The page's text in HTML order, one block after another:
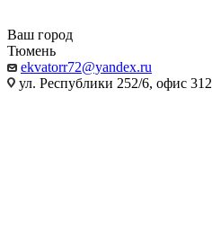
Ваш город
Тюмень
ekvatorr72@yandex.ru
ул. Республики 252/6, офис 312